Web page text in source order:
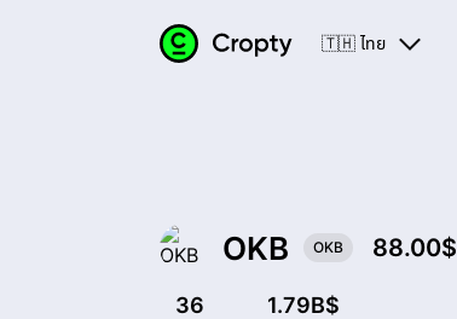
🇹🇭 ไทย
OKB OKB 88.00$
36 1.79B$